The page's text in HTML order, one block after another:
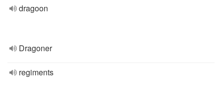
dragoon
Dragoner
regiments